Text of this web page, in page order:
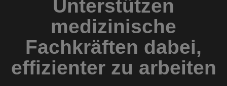
Unterstützen
medizinische
Fachkräften dabei,
effizienter zu arbeiten